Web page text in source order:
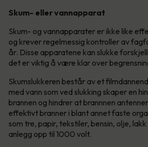
Skum- eller vannapparat
Skum- og vannapparater er ikke like
og krever regelmessig kontroller av
år. Disse apparatene kan slukke
det er viktig å være klar over
Skumslukkeren består av et
med vann som ved slukking skaper en
brannen og hindrer at brannnen
effektivt branner i blant annet faste
som tre, papir, tekstiler, bensin, olje,
anlegg opp til 1000 volt.